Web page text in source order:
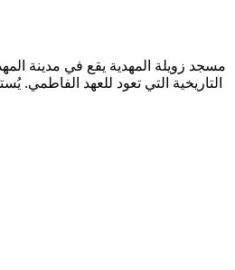
مسجد زويلة المهدية يقع في مدينة
التاريخية التي تعود للعهد الفاطمي.